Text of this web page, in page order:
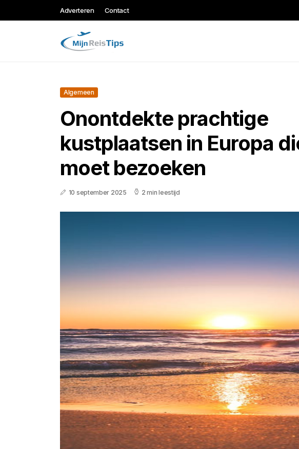
Adverteren Contact
Algemeen
Onontdekte prachtige
kustplaatsen in Europa
moet bezoeken
10 september 2025 2 min leestijd